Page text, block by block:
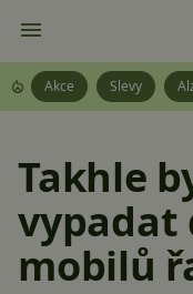
Akce Slevy
Takhle
vypadat
mobilů